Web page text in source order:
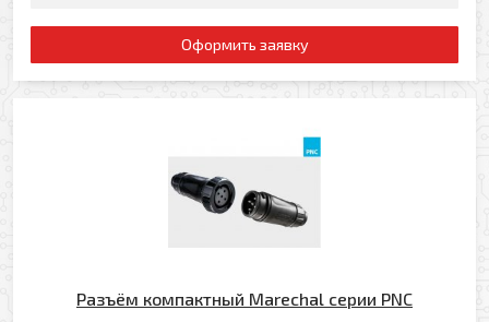
Оформить заявку
Разъём компактный Marechal серии PNC